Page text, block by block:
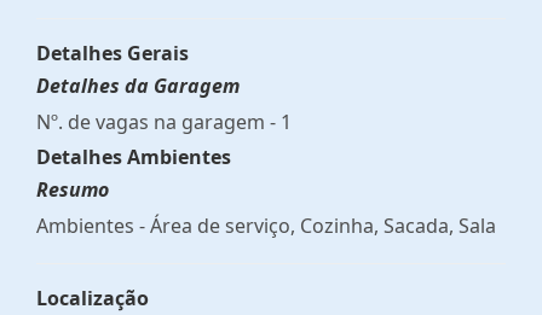
Detalhes Gerais
Detalhes da Garagem
Nº. de vagas na garagem - 1
Detalhes Ambientes
Resumo
Ambientes - Área de serviço, Cozinha, Sacada, Sala
Localização